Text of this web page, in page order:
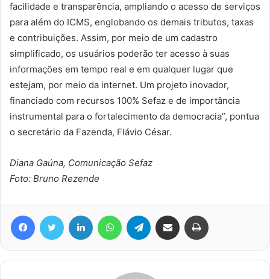
facilidade e transparência, ampliando o acesso de serviços
para além do ICMS, englobando os demais tributos, taxas
e contribuições. Assim, por meio de um cadastro
simplificado, os usuários poderão ter acesso à suas
informações em tempo real e em qualquer lugar que
estejam, por meio da internet. Um projeto inovador,
financiado com recursos 100% Sefaz e de importância
instrumental para o fortalecimento da democracia”, pontua
o secretário da Fazenda, Flávio César.
Diana Gaúna, Comunicação Sefaz
Foto: Bruno Rezende
FacebookTwitter Linkedin WhatsAppTelegram Compartilhar via e-mail